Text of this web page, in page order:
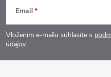
á
p
Email
Vložením e-mailu súhlasíte s
údajov